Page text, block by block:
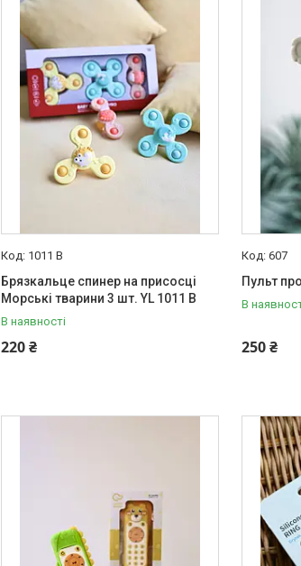
1011 B
Брязкальце спинер на присосці
Морські тварини 3 шт. YL 1011 B
В наявності
220 ₴
607
Пульт
В
250 ₴